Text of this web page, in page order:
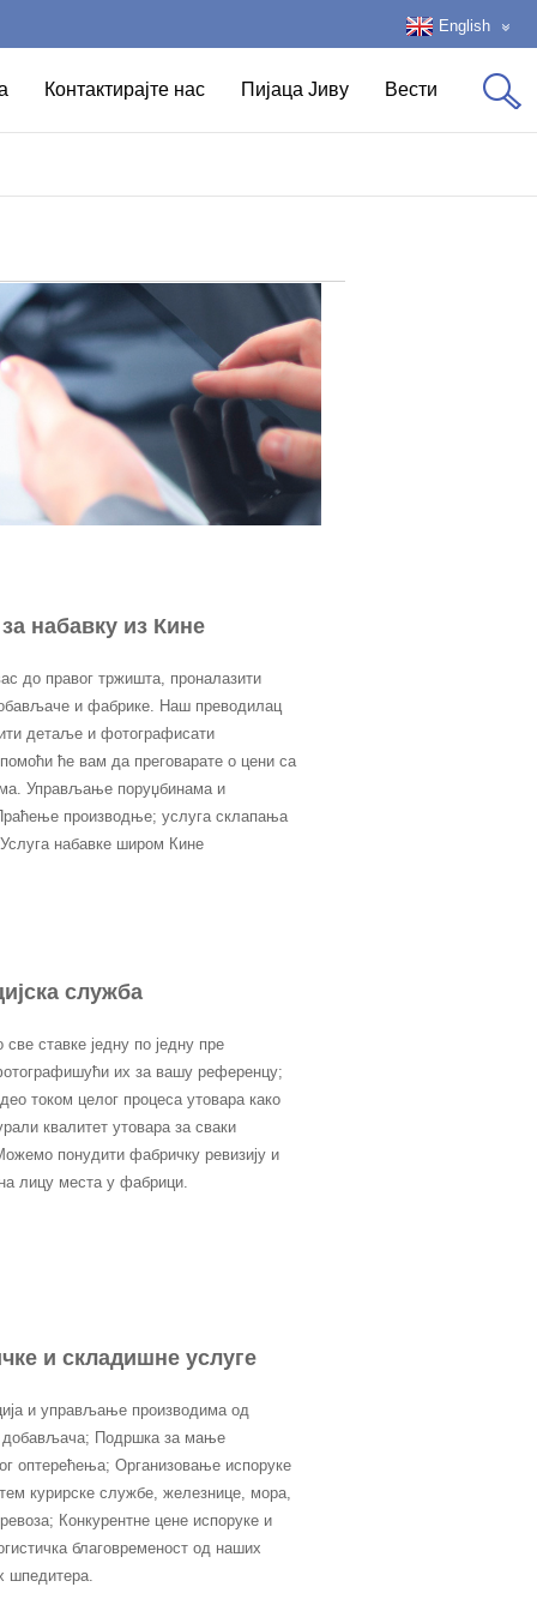
English
Контактирајте нас Пијаца Јиву Вести
набавку из Кине
до правог тржишта, проналазити
и фабрике. Наш преводилац
детаље и фотографисати
ће вам да преговарате о цени са
Управљање поруџбинама и
производње; услуга склапања
набавке широм Кине
служба
ставке једну по једну пре
их за вашу референцу;
током целог процеса утовара како
квалитет утовара за сваки
понудити фабричку ревизију и
лицу места у фабрици.
и складишне услуге
и управљање производима од
добављача; Подршка за мање
оптерећења; Организовање испоруке
курирске службе, железнице, мора,
Конкурентне цене испоруке и
благовременост од наших
шпедитера.